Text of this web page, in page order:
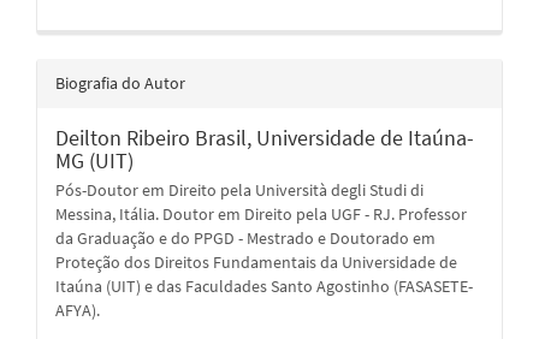
Biografia do Autor
Deilton Ribeiro Brasil, Universidade de Itaúna-
MG (UIT)
Pós-Doutor em Direito pela Università degli Studi di
Messina, Itália. Doutor em Direito pela UGF - RJ. Professor
da Graduação e do PPGD - Mestrado e Doutorado em
Proteção dos Direitos Fundamentais da Universidade de
Itaúna (UIT) e das Faculdades Santo Agostinho (FASASETE-
AFYA).